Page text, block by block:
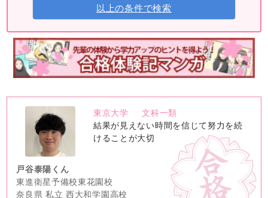
以上の条件で検索
image
東京大学
文科一類
結果が見えない時間を信じて努力を続
けることが大切
戸谷泰陽くん
東進衛星予備校東花園校
奈良県 私立 西大和学園高校